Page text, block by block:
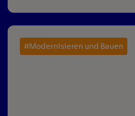
#Modernisieren und Bauen